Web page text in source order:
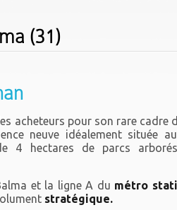
(31)
acheteurs pour son rare cadre
neuve idéalement située
4 hectares de parcs
et la ligne A du métro
stratégique.